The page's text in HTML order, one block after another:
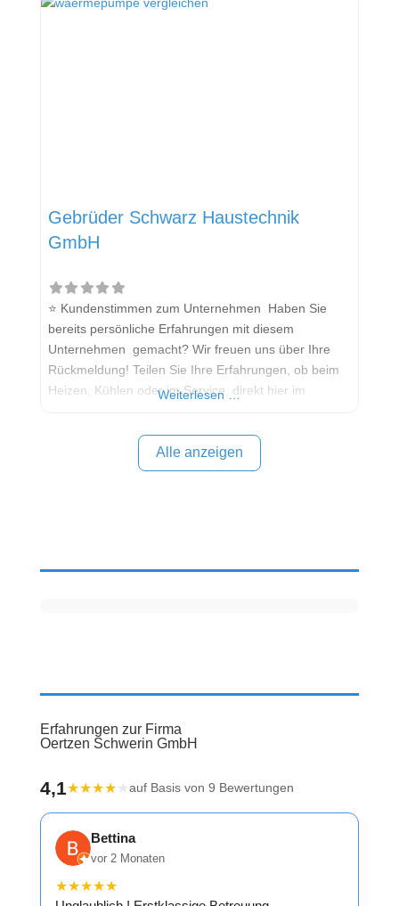
Sollten Sie eine kritische Meinung äußern, so geben
Gebrüder Schwarz Haustechnik
GmbH
⭐ Kundenstimmen zum Unternehmen Haben Sie
bereits persönliche Erfahrungen mit diesem
Unternehmen gemacht? Wir freuen uns über Ihre
Rückmeldung! Teilen Sie Ihre Erfahrungen, ob beim
Heizen, Kühlen oder im Service, direkt hier im
Sollten Sie eine kritische Meinung äußern, so geben
Sie diese bitte mit konkreten Details an und bleiben
Weiterlesen …
Alle anzeigen
Erfahrungen zur Firma
Oertzen Schwerin GmbH
4,1★★★★ ★auf Basis von 9 Bewertungen
Bettina
vor 2 Monaten
★★★★★